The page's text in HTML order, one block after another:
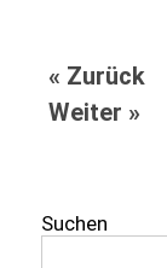
« Zurück
Weiter »
Suchen